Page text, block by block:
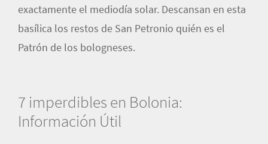
exactamente el mediodía solar. Descansan en esta
basílica los restos de San Petronio quién es el
Patrón de los bologneses.
7 imperdibles en Bolonia:
Información Útil